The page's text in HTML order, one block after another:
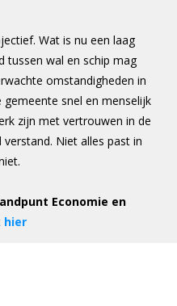
Wat is nu een laag
tussen wal en schip mag
omstandigheden in
snel en menselijk
zijn met vertrouwen in de
Niet alles past in
Economie en
hier